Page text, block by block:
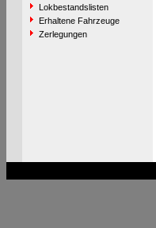
Lokbestandslisten
Erhaltene Fahrzeuge
Zerlegungen